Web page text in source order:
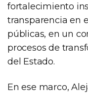
fortalecimiento
transparencia en
públicas, en un
procesos de
del Estado.
En ese marco,